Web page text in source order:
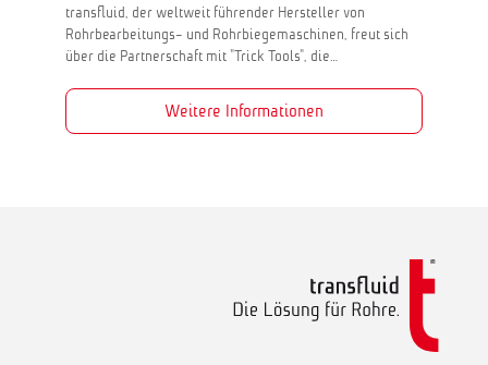
transfluid, der weltweit führender Hersteller von
Rohrbearbeitungs- und Rohrbiegemaschinen, freut sich
über die Partnerschaft mit "Trick Tools", die…
Weitere Informationen